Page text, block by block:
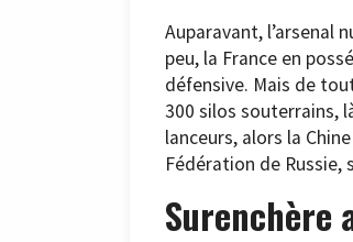
Auparavant, l’arsenal
peu, la France en
défensive. Mais de
300 silos souterrains,
lanceurs, alors la
Fédération de Russie,
Surenchère